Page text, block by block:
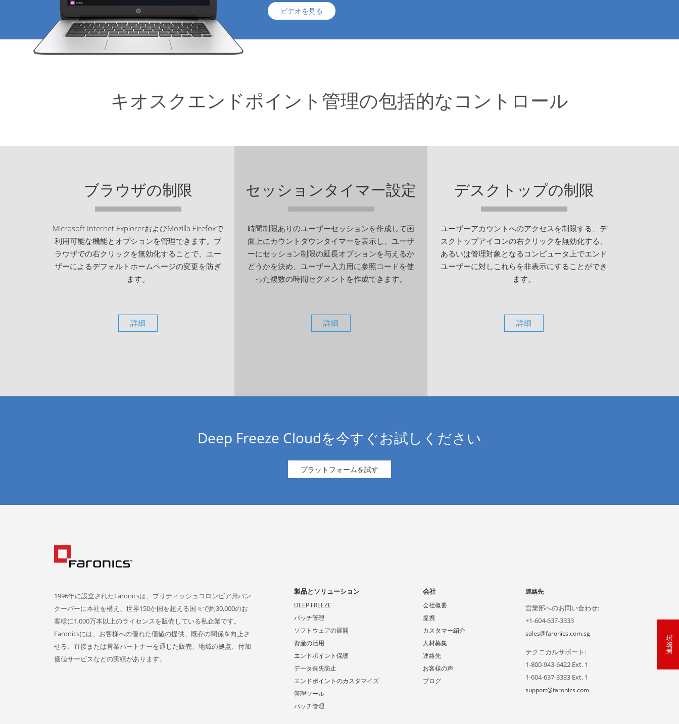
ビデオを見る
キオスクエンドポイント管理の包括的なコントロール
ブラウザの制限
Microsoft Internet ExplorerおよびMozilla Firefoxで
利用可能な機能とオプションを管理できます。ブ
ラウザでの右クリックを無効化することで、ユー
ザーによるデフォルトホームページの変更を防ぎ
ます。
詳細
セッションタイマー設定
時間制限ありのユーザーセッションを作成して画
面上にカウントダウンタイマーを表示し、ユーザ
ーにセッション制限の延長オプションを与えるか
どうかを決め、ユーザー入力用に参照コードを使
った複数の時間セグメントを作成できます。
詳細
デスクトップの制限
ユーザーアカウントへのアクセスを制限する、デ
スクトップアイコンの右クリックを無効化する、
あるいは管理対象となるコンピュータ上でエンド
ユーザーに対しこれらを非表示にすることができ
ます。
詳細
Deep Freeze Cloudを今すぐお試しください
プラットフォームを試す
1996年に設立されたFaronicsは、ブリティッシュコロンビア州バン
クーバーに本社を構え、世界150か国を超える国々で約30,000のお
客様に1,000万本以上のライセンスを販売している私企業です。
Faronicsには、お客様への優れた価値の提供、既存の関係を向上さ
せる、直接または営業パートナーを通じた販売、地域の拠点、付加
価値サービスなどの実績があります。
製品とソリューション
DEEP FREEZE
パッチ管理
ソフトウェアの展開
資産の活用
エンドポイント保護
データ喪失防止
エンドポイントのカスタマイズ
管理ツール
パッチ管理
会社
会社概要
提携
カスタマー紹介
人材募集
連絡先
お客様の声
ブログ
連絡先
営業部へのお問い合わせ:
+1-604-637-3333
sales@faronics.com.sg
テクニカルサポート:
1-800-943-6422 Ext. 1
1-604-637-3333 Ext. 1
support@faronics.com
連絡先